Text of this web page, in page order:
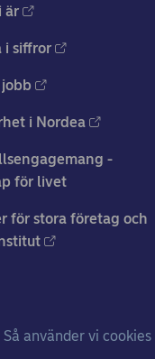
är
i siffror
i Nordea
-
för livet
för stora företag och
Så använder vi cookies